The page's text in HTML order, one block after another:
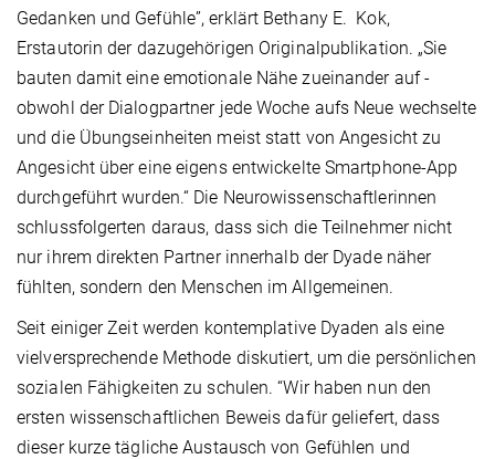
Gedanken und Gefühle”, erklärt Bethany E. Kok,
Erstautorin der dazugehörigen Originalpublikation. „Sie
bauten damit eine emotionale Nähe zueinander auf -
obwohl der Dialogpartner jede Woche aufs Neue wechselte
und die Übungseinheiten meist statt von Angesicht zu
Angesicht über eine eigens entwickelte Smartphone-App
durchgeführt wurden.“ Die Neurowissenschaftlerinnen
schlussfolgerten daraus, dass sich die Teilnehmer nicht
nur ihrem direkten Partner innerhalb der Dyade näher
fühlten, sondern den Menschen im Allgemeinen.
Seit einiger Zeit werden kontemplative Dyaden als eine
vielversprechende Methode diskutiert, um die persönlichen
sozialen Fähigkeiten zu schulen. “Wir haben nun den
ersten wissenschaftlichen Beweis dafür geliefert, dass
dieser kurze tägliche Austausch von Gefühlen und